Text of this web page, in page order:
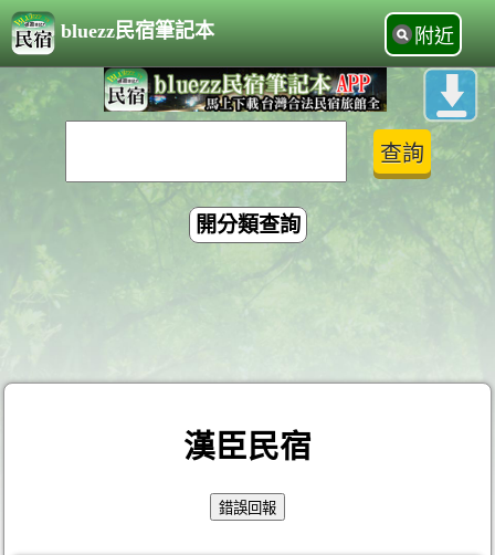
bluezz民宿筆記本 附近
開分類查詢
漢臣民宿